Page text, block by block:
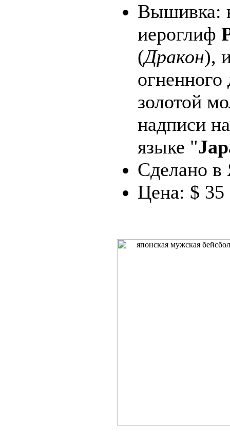
Вышивка:
иероглиф
(Дракон),
огненного
золотой
надписи
языке "
Сделано в
Цена: $ 35